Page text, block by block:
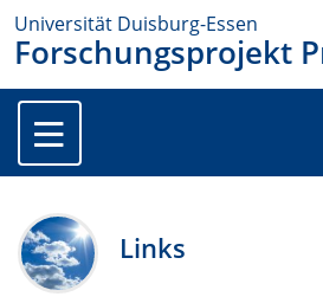
Universität Duisburg-Essen
Forschungsprojekt
Links